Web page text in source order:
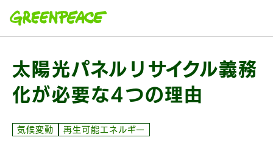
太陽光パネルリサイクル義務
化が必要な4つの理由
気候変動 再生可能エネルギー